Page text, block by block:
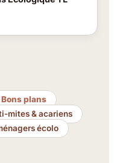
Bons plans
mites & acariens
écolo